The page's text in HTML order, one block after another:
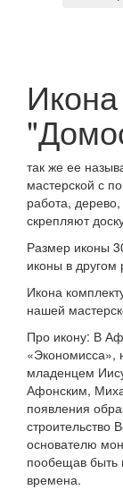
так же ее
мастерской с
работа,
скрепляют
Размер иконы
иконы в другом
Икона
нашей
Про икону: В
«Экономисса»,
младенцем
Афонским,
появления
строительство
основателю
пообещав быть
времена.